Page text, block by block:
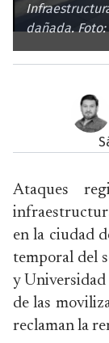
dañada.
Ataques
en la ciudad
temporal del
y Universidad
de las
reclaman la